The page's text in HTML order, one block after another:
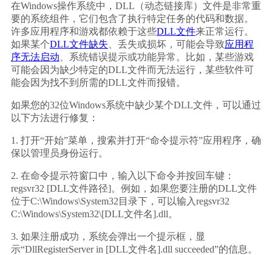
在Windows操作系统中，DLL（动态链接库）文件是非常重
要的系统组件，它们包含了执行特定任务的代码和数据。
许多应用程序和游戏都依赖于这些DLL文件来正常运行。
如果某个DLL文件缺失 、丢失或损坏，可能会导致应用程
序无法启动 、系统错误提示或功能异常。比如，某些游戏
可能会因为缺少特定的DLL文件而无法运行，某些软件可
能会因为找不到所需的DLL文件而报错。
如果您的32位Windows系统中缺少某个DLL文件，可以通过
以下方法进行修复：
1. 打开“开始”菜单，搜索并打开“命令提示符”应用程序，确
保以管理员身份运行。
2. 在命令提示符窗口中，输入以下命令并按回车键：
regsvr32 [DLL文件路径]。例如，如果您要注册的DLL文件
位于C:\Windows\System32目录下，可以输入regsvr32
C:\Windows\System32\[DLL文件名].dll。
3. 如果注册成功，系统会弹出一个提示框，显
示“DllRegisterServer in [DLL文件名].dll succeeded”的信息。